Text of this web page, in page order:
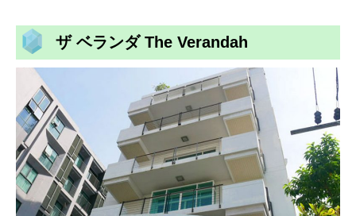
ザ ベランダ The Verandah